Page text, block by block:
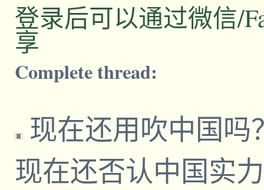
登录后可以通过微信/
享
Complete thread:
现在还用吹中国吗
现在还否认中国实